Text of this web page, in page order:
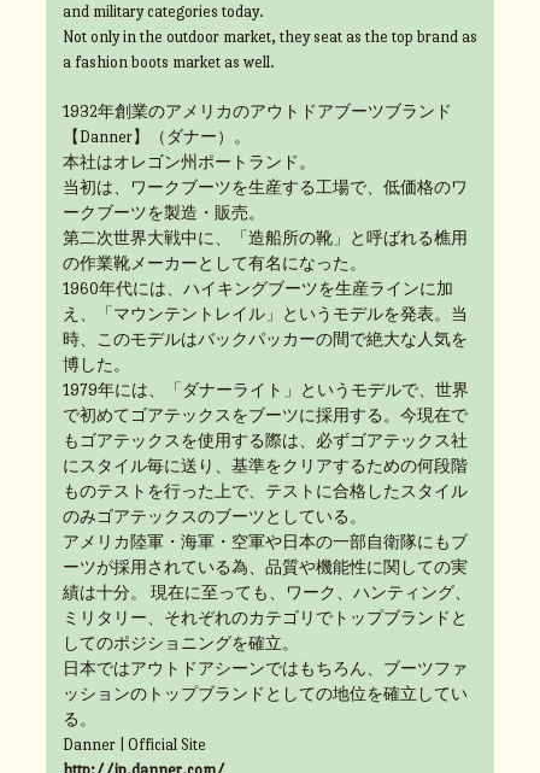
and military categories today.
Not only in the outdoor market, they seat as the top brand as
a fashion boots market as well.
1932年創業のアメリカのアウトドアブーツブランド
【Danner】（ダナー）。
本社はオレゴン州ポートランド。
当初は、ワークブーツを生産する工場で、低価格のワ
ークブーツを製造・販売。
第二次世界大戦中に、「造船所の靴」と呼ばれる樵用
の作業靴メーカーとして有名になった。
1960年代には、ハイキングブーツを生産ラインに加
え、「マウンテントレイル」というモデルを発表。当
時、このモデルはバックパッカーの間で絶大な人気を
博した。
1979年には、「ダナーライト」というモデルで、世界
で初めてゴアテックスをブーツに採用する。今現在で
もゴアテックスを使用する際は、必ずゴアテックス社
にスタイル毎に送り、基準をクリアするための何段階
ものテストを行った上で、テストに合格したスタイル
のみゴアテックスのブーツとしている。
アメリカ陸軍・海軍・空軍や日本の一部自衛隊にもブ
ーツが採用されている為、品質や機能性に関しての実
績は十分。 現在に至っても、ワーク、ハンティング、
ミリタリー、それぞれのカテゴリでトップブランドと
してのポジショニングを確立。
日本ではアウトドアシーンではもちろん、ブーツファ
ッションのトップブランドとしての地位を確立してい
る。
Danner | Official Site